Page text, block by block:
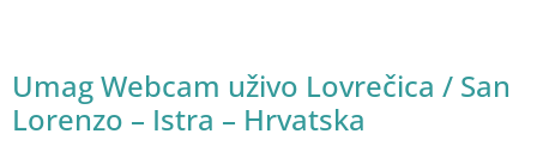
Umag Webcam uživo Lovrečica / San
Lorenzo – Istra – Hrvatska